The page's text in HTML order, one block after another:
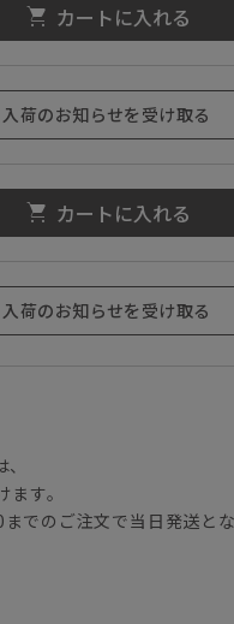
カートに入れる
入荷のお知らせを受け取る
カートに入れる
入荷のお知らせを受け取る
す。
でのご注文で当日発送と